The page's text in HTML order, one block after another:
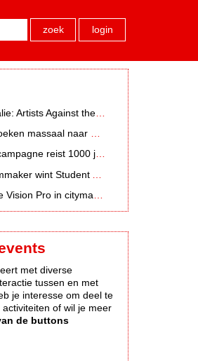
zoek login
Against the Kremlin III
naar eclipsbrillen op Marktplaats
jaar terug in de tijd naar 'Hemastein'
Student Academy Award
Pro in citymarketing
met diverse
tussen en met
je interesse om deel te
of wil je meer
de buttons